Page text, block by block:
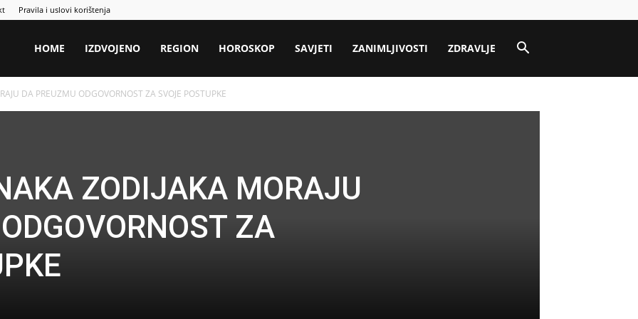
Pravila i uslovi korištenja
HOME IZDVOJENO REGION HOROSKOP SAVJETI ZANIMLJIVOSTI ZDRAVLJE
DA PREUZMU ODGOVORNOST ZA SVOJE POSTUPKE
ZODIJAKA MORAJU
ZA